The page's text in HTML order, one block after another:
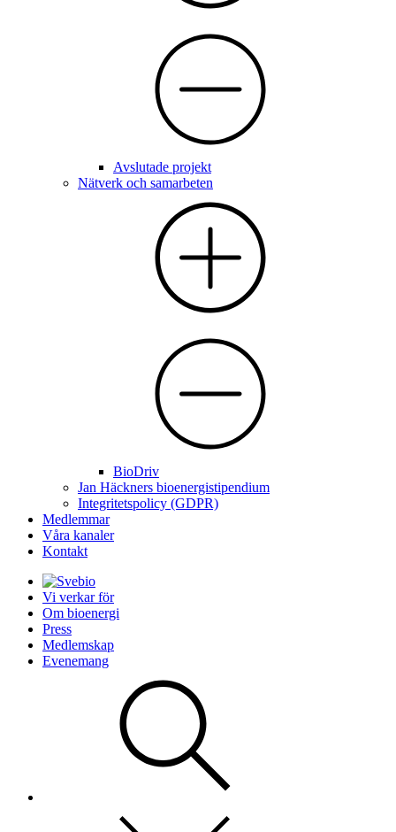
Avslutade projekt
Nätverk och samarbeten
BioDriv
Jan Häckners bioenergistipendium
Integritetspolicy (GDPR)
Medlemmar
Våra kanaler
Kontakt
Vi verkar för
Om bioenergi
Press
Medlemskap
Evenemang